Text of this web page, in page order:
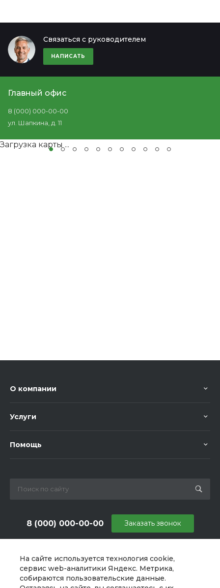
На сайте используется технология cookie,
сервис web-аналитики Яндекс. Метрика,
собираются пользовательские данные.
Связаться с руководителем
НАПИСАТЬ
Главный офис
8 (000) 000-00-00
ул. Шапкина, д. 11
Загрузка карты ...
О компании
Услуги
Помощь
8 (000) 000-00-00
г. Москва, ул. Шапкина, д. 11
Заказать звонок